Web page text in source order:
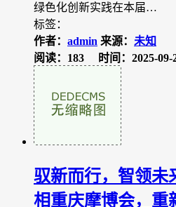
绿色化创新实践在本届…
标签：
作者： admin 来源： 未知
阅读：183
时间：2025-09-
驭新而行，智领未
相重庆摩博会，重